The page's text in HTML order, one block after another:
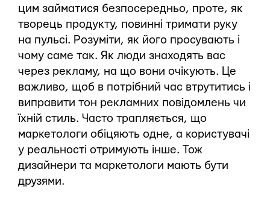
цим займатися безпосередньо, проте, як
творець продукту, повинні тримати руку
на пульсі. Розуміти, як його просувають і
чому саме так. Як люди знаходять вас
через рекламу, на що вони очікують. Це
важливо, щоб в потрібний час втрутитись і
виправити тон рекламних повідомлень чи
їхній стиль. Часто трапляється, що
маркетологи обіцяють одне, а користувачі
у реальності отримують інше. Тож
дизайнери та маркетологи мають бути
друзями.